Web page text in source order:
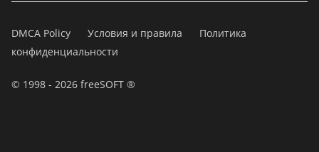
DMCA Policy Условия и правила
Политика
конфиденциальности
© 1998 - 2026 freeSOFT ®